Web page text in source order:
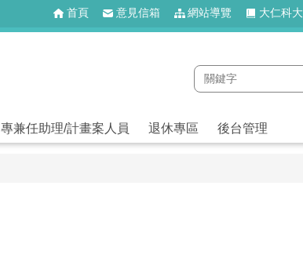
首頁 意見信箱 網站導覽 大仁科大
專兼任助理/計畫案人員 退休專區 後台管理